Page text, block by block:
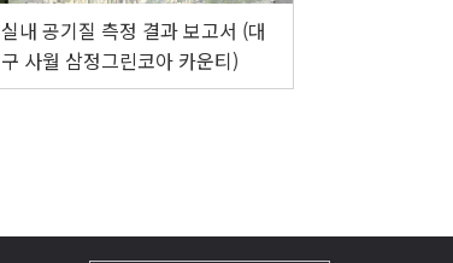
실내 공기질 측정 결과 보고서 (대
구 사월 삼정그린코아 카운티)